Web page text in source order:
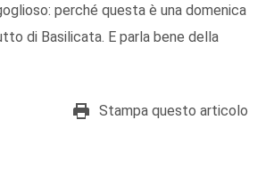
perché questa è una domenica
di Basilicata. E parla bene della
Stampa questo articolo